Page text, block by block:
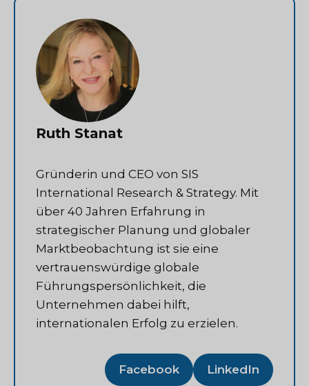
Ruth Stanat
Gründerin und CEO von SIS
International Research & Strategy. Mit
über 40 Jahren Erfahrung in
strategischer Planung und globaler
Marktbeobachtung ist sie eine
vertrauenswürdige globale
Führungspersönlichkeit, die
Unternehmen dabei hilft,
internationalen Erfolg zu erzielen.
Facebook LinkedIn